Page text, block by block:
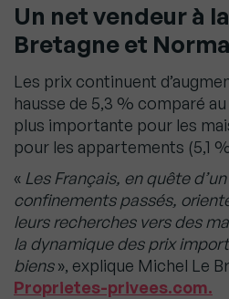
Un net vendeur à
Bretagne et
Les prix continuent
hausse de 5,3 % comparé au
plus importante pour les
pour les appartements (5,1
« Les Français, en quête
confinements passés,
leurs recherches vers des
la dynamique des prix
biens», explique Michel Le
Proprietes-privees.com.